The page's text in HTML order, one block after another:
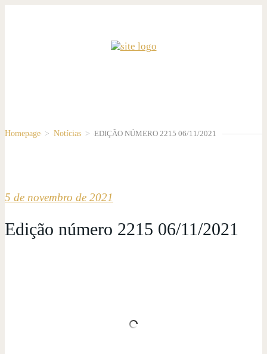
Homepage > Notícias > EDIÇÃO NÚMERO 2215 06/11/2021
5 de novembro de 2021
Edição número 2215 06/11/2021